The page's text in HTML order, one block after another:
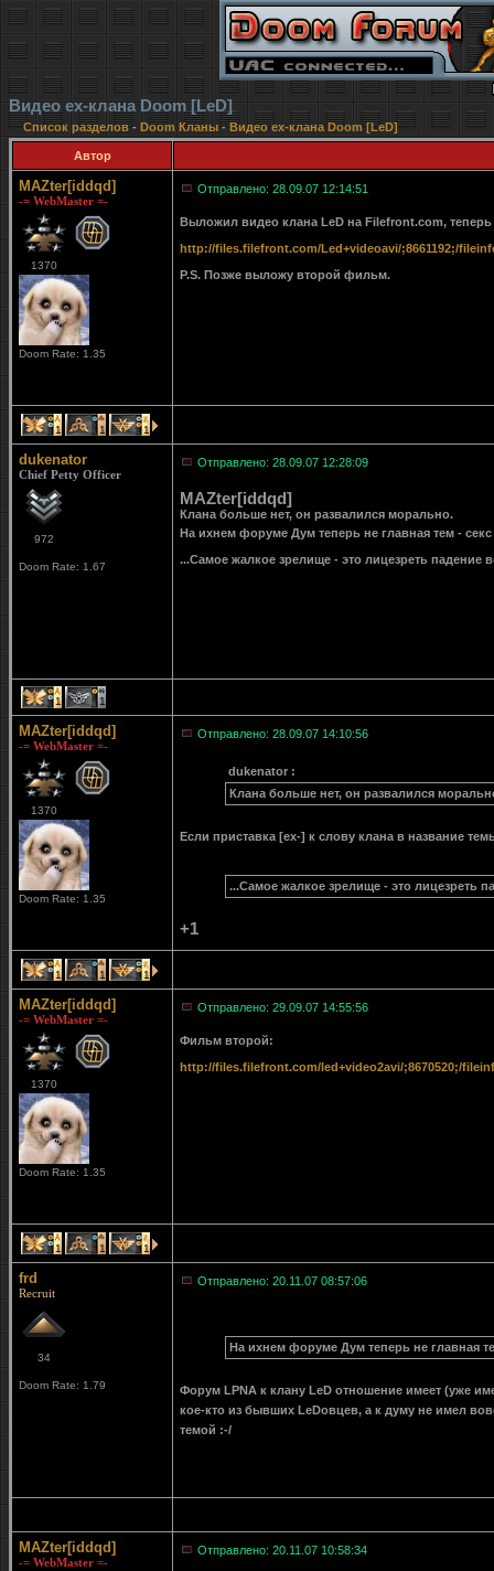
Видео ex-клана Doom [LeD]
Список разделов- Doom Кланы-Видео ex-клана Doom [LeD]
Автор
MAZter[iddqd]
-= WebMaster =-
1370
Doom Rate: 1.35
Отправлено: 28.09.07 12:14:51
Выложил видео клана LeD на Filefront.com, теперь
http://files.filefront.com/Led+videoavi/;8661192;/
P.S. Позже выложу второй фильм.
1 1 1
dukenator
Chief Petty Officer
972
Doom Rate: 1.67
Отправлено: 28.09.07 12:28:09
MAZter[iddqd]
Клана больше нет, он развалился морально.
На ихнем форуме Дум теперь не главная тем -
...Самое жалкое зрелище - это лицезреть
1 1
MAZter[iddqd]
-= WebMaster =-
1370
Doom Rate: 1.35
Отправлено: 28.09.07 14:10:56
dukenator :
Клана больше нет, он развалился
Если приставка [ex-] к слову клана в название
...Самое жалкое зрелище - это лицезреть
+1
1 1 1
MAZter[iddqd]
-= WebMaster =-
1370
Doom Rate: 1.35
Отправлено: 29.09.07 14:55:56
Фильм второй:
http://files.filefront.com/led+video2avi/;8670520;/
1 1 1
frd
Recruit
34
Doom Rate: 1.79
Отправлено: 20.11.07 08:57:06
На ихнем форуме Дум теперь не главная
Форум LPNA к клану LeD отношение имеет (уже
кое-кто из бывших LeDовцев, а к думу не имел
темой :-/
MAZter[iddqd]
-= WebMaster =-
Отправлено: 20.11.07 10:58:34